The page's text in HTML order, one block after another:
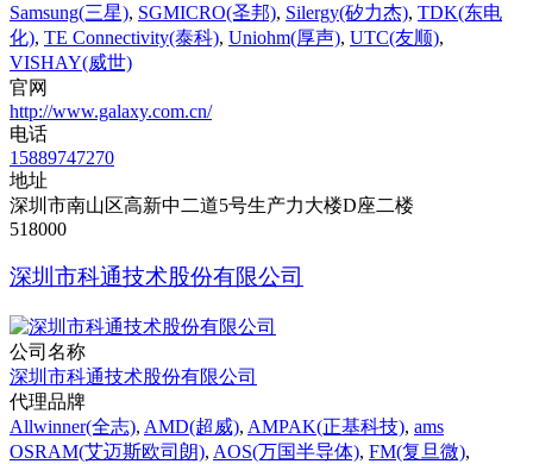
Samsung(三星), SGMICRO(圣邦), Silergy(矽力杰), TDK(东电
化), TE Connectivity(泰科), Uniohm(厚声), UTC(友顺),
VISHAY(威世)
官网
http://www.galaxy.com.cn/
电话
15889747270
地址
深圳市南山区高新中二道5号生产力大楼D座二楼
518000
深圳市科通技术股份有限公司
公司名称
深圳市科通技术股份有限公司
代理品牌
Allwinner(全志), AMD(超威), AMPAK(正基科技), ams
OSRAM(艾迈斯欧司朗), AOS(万国半导体), FM(复旦微),